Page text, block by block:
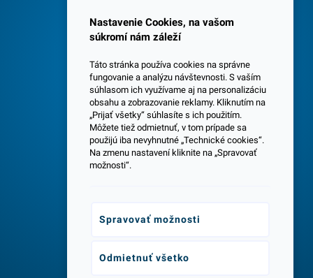
Spokojných 3600 zákazníkov
Centrála a predajňa v Senci
Nastavenie Cookies, na vašom
súkromí nám záleží
Táto stránka používa cookies na správne
fungovanie a analýzu návštevnosti. S vaším
súhlasom ich využívame aj na personalizáciu
obsahu a zobrazovanie reklamy. Kliknutím na
„Prijať všetky“ súhlasíte s ich použitím.
Môžete tiež odmietnuť, v tom prípade sa
použijú iba nevyhnutné „Technické cookies“.
Na zmenu nastavení kliknite na „Spravovať
možnosti“.
Spravovať možnosti
Odmietnuť všetko